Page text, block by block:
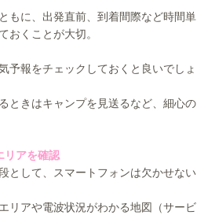
もに、出発直前、到着間際など時間単
おくことが大切。
予報をチェックしておくと良いでしょ
ときはキャンプを見送るなど、細心の
リアを確認
として、スマートフォンは欠かせない
リアや電波状況がわかる地図（サービ